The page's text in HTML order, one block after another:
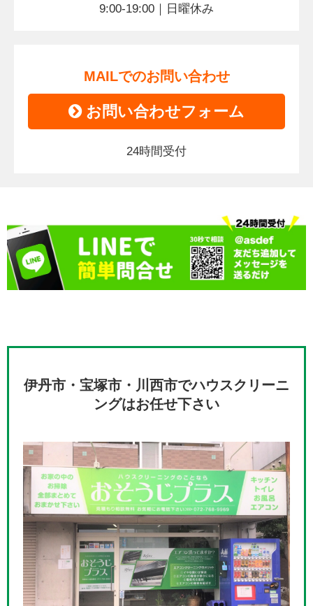
9:00-19:00｜日曜休み
MAILでのお問い合わせ
お問い合わせフォーム
24時間受付
伊丹市・宝塚市・川西市でハウスクリーニ
ングはお任せ下さい